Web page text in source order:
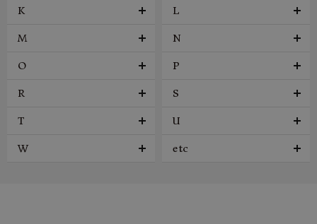
K L
M N
O P
R S
T U
W etc